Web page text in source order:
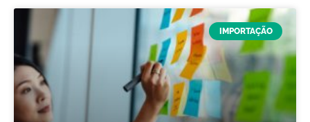
IMPORTAÇÃO